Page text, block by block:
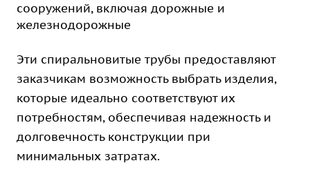
сооружений, включая дорожные и
железнодорожные
Эти спиральновитые трубы предоставляют
заказчикам возможность выбрать изделия,
которые идеально соответствуют их
потребностям, обеспечивая надежность и
долговечность конструкции при
минимальных затратах.